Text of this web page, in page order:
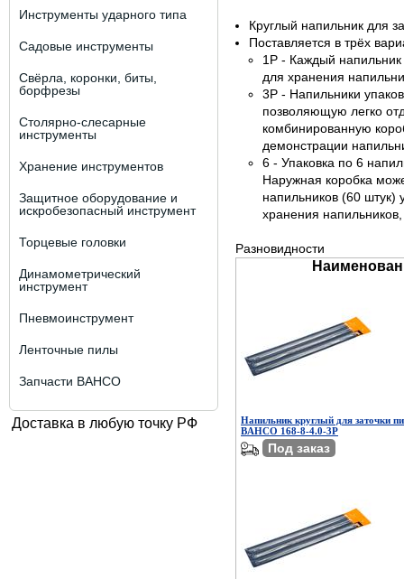
Инструменты ударного типа
Садовые инструменты
Свёрла, коронки, биты,
борфрезы
Столярно-слесарные
инструменты
Хранение инструментов
Защитное оборудование и
искробезопасный инструмент
Торцевые головки
Динамометрический
инструмент
Пневмоинструмент
Ленточные пилы
Запчасти BAHCO
Доставка в любую точку РФ
Круглый напильник для
Поставляется в трёх
1P - Каждый напильник
для хранения
3P - Напильники
позволяющую легко
комбинированную
демонстрации
6 - Упаковка по 6
Наружная коробка
напильников (60 штук)
хранения
Разновидности
Напильник круглый для заточки
BAHCO 168-8-4.0-3P
Под заказ